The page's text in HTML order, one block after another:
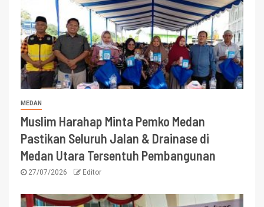
MEDAN
Muslim Harahap Minta Pemko Medan
Pastikan Seluruh Jalan & Drainase di
Medan Utara Tersentuh Pembangunan
27/07/2026 Editor